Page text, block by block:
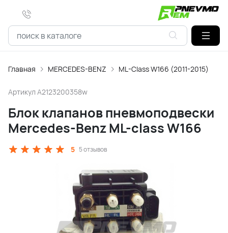
Главная MERCEDES-BENZ ML-Class W166 (2011-2015)
Артикул A2123200358w
Блок клапанов пневмоподвески
Mercedes-Benz ML-class W166
5 5 отзывов